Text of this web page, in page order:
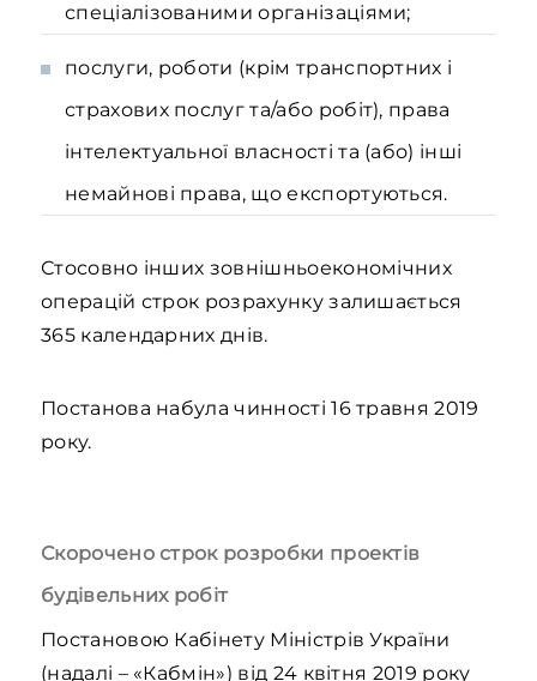
спеціалізованими організаціями;
послуги, роботи (крім транспортних і
страхових послуг та/або робіт), права
інтелектуальної власності та (або) інші
немайнові права, що експортуються.
Стосовно інших зовнішньоекономічних
операцій строк розрахунку залишається
365 календарних днів.
Постанова набула чинності 16 травня 2019
року.
Скорочено строк розробки проектів
будівельних робіт
Постановою Кабінету Міністрів України
(надалі – «Кабмін») від 24 квітня 2019 року